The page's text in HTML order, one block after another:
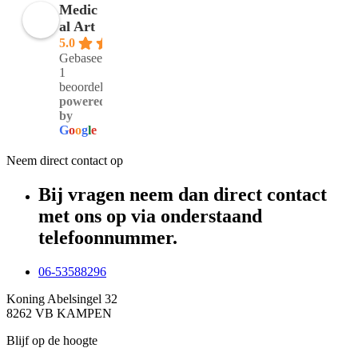
Medic
al Art
5.0
Gebaseerd op
1
beoordelingen
powered
by
Google
Neem direct contact op
Bij vragen neem dan direct contact
met ons op via onderstaand
telefoonnummer.
06-53588296
Koning Abelsingel 32
8262 VB KAMPEN
Blijf op de hoogte